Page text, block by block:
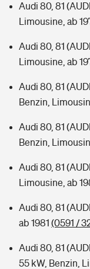
Audi 80, 81
Limousine, ab
Audi 80, 81
Limousine, ab
Audi 80, 81
Benzin,
Audi 80, 81
Benzin,
Audi 80, 81
Limousine, ab
Audi 80, 81
ab 1981 (0591 /
Audi 80, 81
55 kW, Benzin,